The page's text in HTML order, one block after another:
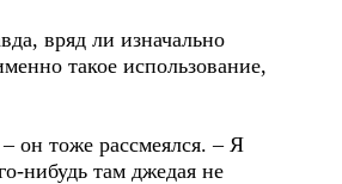
вряд ли изначально
такое использование,
он тоже рассмеялся. – Я
нибудь там джедая не